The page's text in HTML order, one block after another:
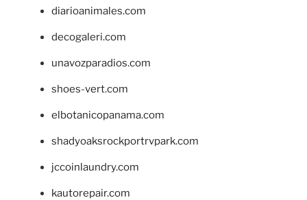
diarioanimales.com
decogaleri.com
unavozparadios.com
shoes-vert.com
elbotanicopanama.com
shadyoaksrockportrvpark.com
jccoinlaundry.com
kautorepair.com